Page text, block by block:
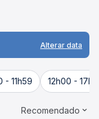
Alterar data
- 11h59 12h00 -
Recomendado